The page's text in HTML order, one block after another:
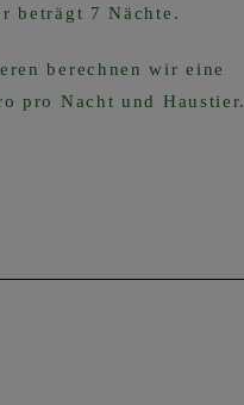
beträgt 7 Nächte.
berechnen wir eine
pro Nacht und Haustier.